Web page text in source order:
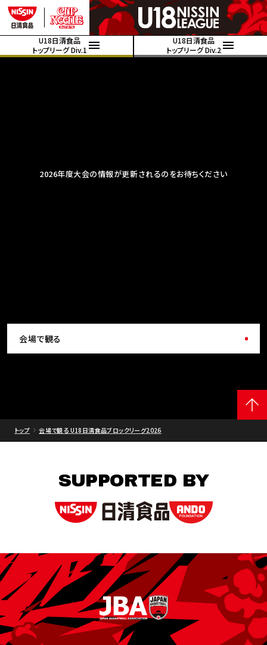
U18日清食品
トップリーグ Div.1
U18日清食品
トップリーグ Div.2
2026年度大会の情報が更新されるのをお待ちください
会場で観る
トップ 会場で観る U18日清食品ブロックリーグ2026
SUPPORTED BY